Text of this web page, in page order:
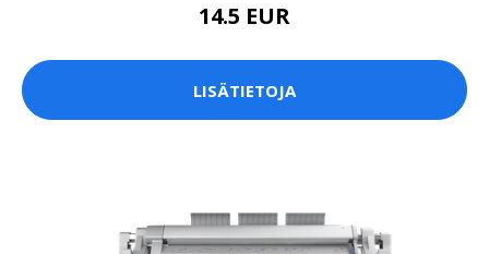
14.5 EUR
LISÄTIETOJA